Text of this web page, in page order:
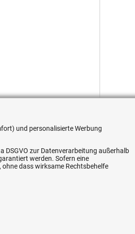
und personalisierte Werbung
DSGVO zur Datenverarbeitung außerhalb
werden. Sofern eine
dass wirksame Rechtsbehelfe